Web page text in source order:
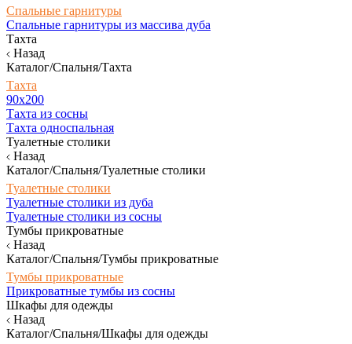
Спальные гарнитуры
Спальные гарнитуры из массива дуба
Тахта
Назад
Каталог/Спальня/Тахта
Тахта
90х200
Тахта из сосны
Тахта односпальная
Туалетные столики
Назад
Каталог/Спальня/Туалетные столики
Туалетные столики
Туалетные столики из дуба
Туалетные столики из сосны
Тумбы прикроватные
Назад
Каталог/Спальня/Тумбы прикроватные
Тумбы прикроватные
Прикроватные тумбы из сосны
Шкафы для одежды
Назад
Каталог/Спальня/Шкафы для одежды